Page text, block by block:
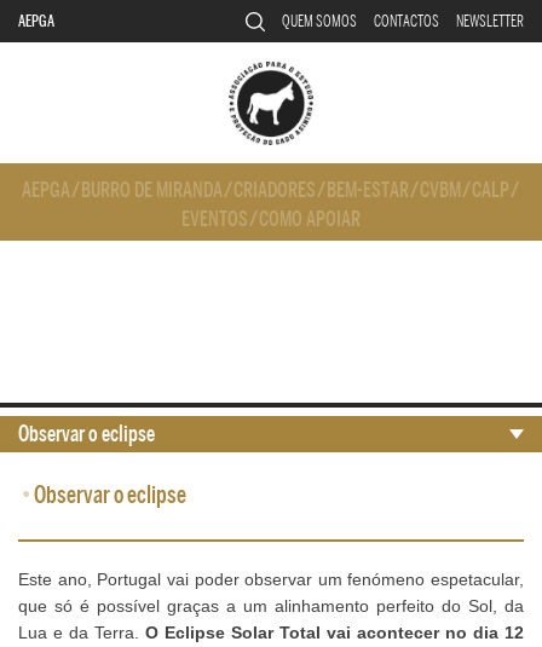
AEPGA QUEM SOMOS CONTACTOS NEWSLETTER
AEPGA/ BURRO DE MIRANDA/CRIADORES/ BEM-ESTAR/CVBM/CALP/
EVENTOS/COMO APOIAR
•Observar o eclipse
Este ano, Portugal vai poder observar um fenómeno espetacular,
que só é possível graças a um alinhamento perfeito do Sol, da
Lua e da Terra. O Eclipse Solar Total vai acontecer no dia 12
Observar o eclipse